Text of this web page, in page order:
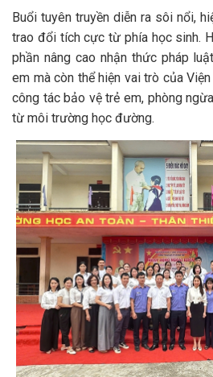
Buổi tuyên truyền diễn ra sôi nổi,
trao đổi tích cực từ phía học sinh.
phần nâng cao nhận thức pháp
em mà còn thể hiện vai trò của
công tác bảo vệ trẻ em, phòng
từ môi trường học đường.